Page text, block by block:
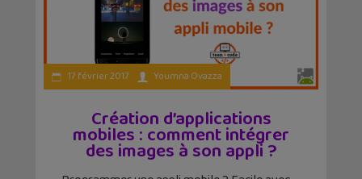
17 février 2017 Youmna Ovazza
Création d’applications
mobiles : comment intégrer
des images à son appli ?